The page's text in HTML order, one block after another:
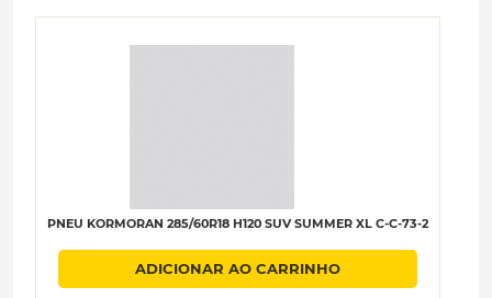
PNEU KORMORAN 285/60R18 H120 SUV SUMMER XL C-C-73-2
ADICIONAR AO CARRINHO